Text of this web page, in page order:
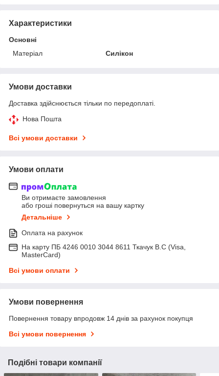
Характеристики
Основні
Матеріал
Силікон
Умови доставки
Доставка здійснюється тільки по передоплаті.
Нова Пошта
Всі умови доставки
Умови оплати
Ви отримаєте замовлення
або гроші повернуться на вашу картку
Детальніше
Оплата на рахунок
На карту ПБ 4246 0010 3044 8611 Ткачук В.С (Visa,
MasterCard)
Всі умови оплати
Умови повернення
Повернення товару впродовж 14 днів за рахунок покупця
Всі умови повернення
Подібні товари компанії